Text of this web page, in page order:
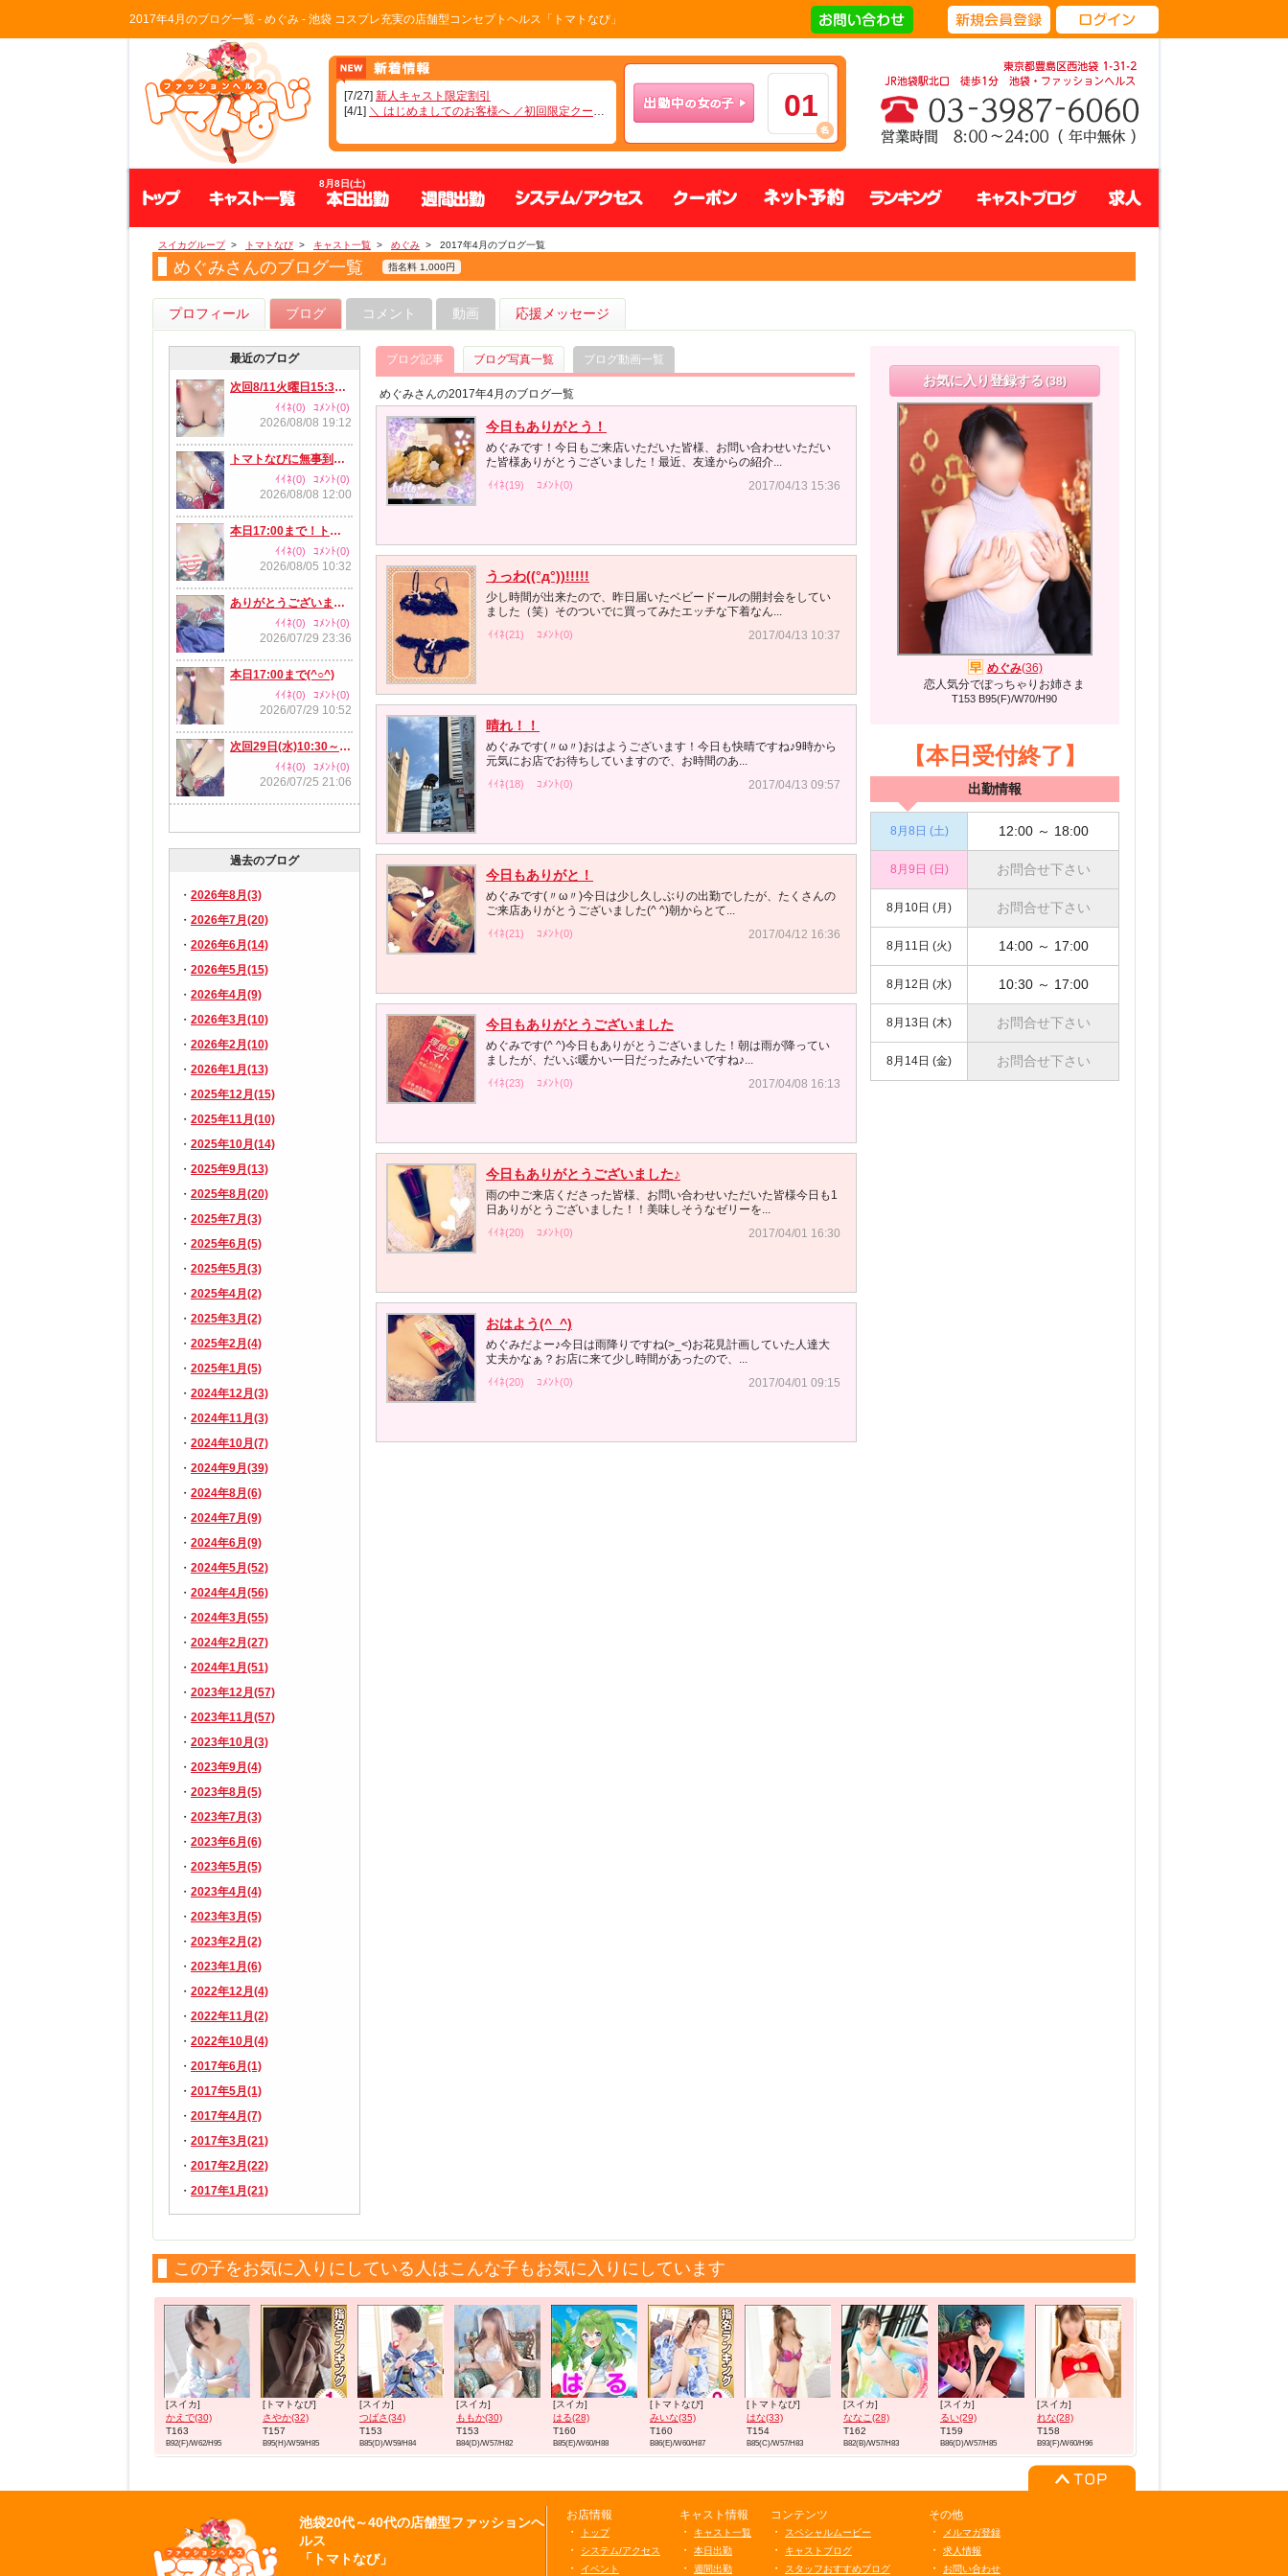
2017年4月のブログ一覧 - めぐみ - 池袋 コスプレ充実の店舗型コンセプトヘルス「トマトなび」
[7/27] 新人キャスト限定割引
[4/1] ＼ はじめましてのお客様へ ／初回限定クーポン 01
キャスト一覧
8月8日(土)
スイカグループ > トマトなび > キャスト一覧 > めぐみ > 2017年4月のブログ一覧
めぐみさんのブログ一覧 指名料 1,000円
プロフィール ブログ コメント 動画 応援メッセージ
最近のブログ
次回8/11火曜日15:30～
ｺﾒﾝﾄ(0)
ｲｲﾈ(0)
2026/08/08 19:12
トマトなびに無事到着笑
ｺﾒﾝﾄ(0)
ｲｲﾈ(0)
2026/08/08 12:00
本日17:00まで！トマトなびに来ました
ｺﾒﾝﾄ(0)
ｲｲﾈ(0)
2026/08/05 10:32
ありがとうございました(^○^)
ｺﾒﾝﾄ(0)
ｲｲﾈ(0)
2026/07/29 23:36
本日17:00まで(^○^)
ｺﾒﾝﾄ(0)
ｲｲﾈ(0)
2026/07/29 10:52
次回29日(水)10:30～です(^○^)
ｺﾒﾝﾄ(0)
ｲｲﾈ(0)
2026/07/25 21:06
過去のブログ
2026年8月(3)
2026年7月(20)
2026年6月(14)
2026年5月(15)
2026年4月(9)
2026年3月(10)
2026年2月(10)
2026年1月(13)
2025年12月(15)
2025年11月(10)
2025年10月(14)
2025年9月(13)
2025年8月(20)
2025年7月(3)
2025年6月(5)
2025年5月(3)
2025年4月(2)
2025年3月(2)
2025年2月(4)
2025年1月(5)
2024年12月(3)
2024年11月(3)
2024年10月(7)
2024年9月(39)
2024年8月(6)
2024年7月(9)
2024年6月(9)
2024年5月(52)
2024年4月(56)
2024年3月(55)
2024年2月(27)
2024年1月(51)
2023年12月(57)
2023年11月(57)
2023年10月(3)
2023年9月(4)
2023年8月(5)
2023年7月(3)
2023年6月(6)
2023年5月(5)
2023年4月(4)
2023年3月(5)
2023年2月(2)
2023年1月(6)
2022年12月(4)
2022年11月(2)
2022年10月(4)
2017年6月(1)
2017年5月(1)
2017年4月(7)
2017年3月(21)
2017年2月(22)
2017年1月(21)
ブログ記事 ブログ写真一覧 ブログ動画一覧
めぐみさんの2017年4月のブログ一覧
今日もありがとう！
めぐみです！今日もご来店いただいた皆様、お問い合わせいただい
た皆様ありがとうございました！最近、友達からの紹介...
ｲｲﾈ(19) ｺﾒﾝﾄ(0) 2017/04/13 15:36
うっわ((°д°))!!!!!
少し時間が出来たので、昨日届いたベビードールの開封会をしてい
ました（笑）そのついでに買ってみたエッチな下着なん...
ｲｲﾈ(21) ｺﾒﾝﾄ(0) 2017/04/13 10:37
晴れ！！
めぐみです(〃ω〃)おはようございます！今日も快晴ですね♪9時から
元気にお店でお待ちしていますので、お時間のあ...
ｲｲﾈ(18) ｺﾒﾝﾄ(0) 2017/04/13 09:57
今日もありがと！
めぐみです(〃ω〃)今日は少し久しぶりの出勤でしたが、たくさんの
ご来店ありがとうございました(^ ^)朝からとて...
ｲｲﾈ(21) ｺﾒﾝﾄ(0) 2017/04/12 16:36
今日もありがとうございました
めぐみです(^ ^)今日もありがとうございました！朝は雨が降ってい
ましたが、だいぶ暖かい一日だったみたいですね♪...
ｲｲﾈ(23) ｺﾒﾝﾄ(0) 2017/04/08 16:13
今日もありがとうございました♪
雨の中ご来店くださった皆様、お問い合わせいただいた皆様今日も1
日ありがとうございました！！美味しそうなゼリーを...
ｲｲﾈ(20) ｺﾒﾝﾄ(0) 2017/04/01 16:30
おはよう(^_^)
めぐみだよー♪今日は雨降りですね(>_<)お花見計画していた人達大
丈夫かなぁ？お店に来て少し時間があったので、...
ｲｲﾈ(20) ｺﾒﾝﾄ(0) 2017/04/01 09:15
お気に入り登録する(38)
めぐみ(36)
恋人気分でぽっちゃりお姉さま
T153 B95(F)/W70/H90
【本日受付終了】
出勤情報
8月8日 (土) 12:00 ～ 18:00
8月9日 (日) お問合せ下さい
8月10日 (月) お問合せ下さい
8月11日 (火) 14:00 ～ 17:00
8月12日 (水) 10:30 ～ 17:00
8月13日 (木) お問合せ下さい
8月14日 (金) お問合せ下さい
この子をお気に入りにしている人はこんな子もお気に入りにしています
[スイカ]
かえで(30)
T163
B92(F)/W62/H95
[トマトなび]
さやか(32)
T157
B95(H)/W59/H85
[スイカ]
つばさ(34)
T153
B85(D)/W59/H84
[スイカ]
ももか(30)
T153
B84(D)/W57/H82
[スイカ]
はる(28)
T160
B85(E)/W60/H88
[トマトなび]
みいな(35)
T160
B86(E)/W60/H87
[トマトなび]
はな(33)
T154
B85(C)/W57/H83
[スイカ]
ななこ(28)
T162
B82(B)/W57/H83
[スイカ]
るい(29)
T159
B86(D)/W57/H85
[スイカ]
れな(28)
T158
B93(F)/W60/H96
池袋20代～40代の店舗型ファッションヘ
ルス
「トマトなび」
お店情報
・
トップ
・ システム/アクセス
・ イベント
キャスト情報
・
キャスト一覧
・ 本日出勤
・ 週間出勤
コンテンツ
・
スペシャルムービー
・ キャストブログ
・ スタッフおすすめブログ
その他
・
メルマガ登録
・ 求人情報
・ お問い合わせ